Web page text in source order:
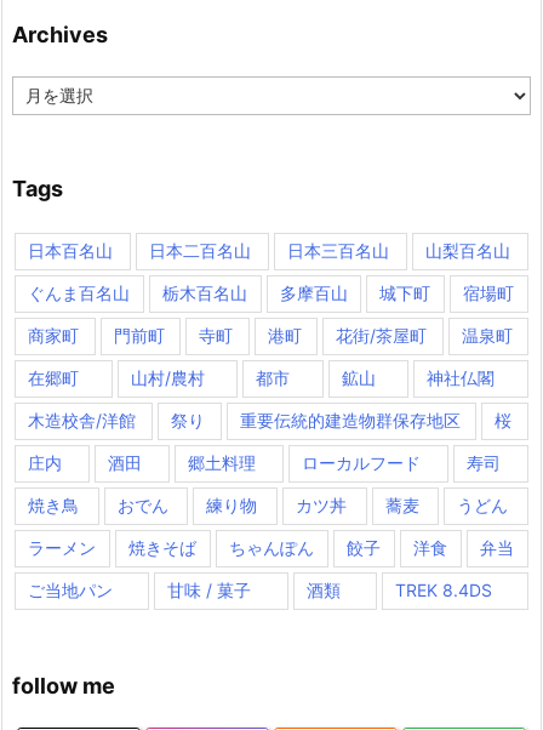
Archives
Archives
Tags
日本百名山 日本二百名山 日本三百名山 山梨百名山
ぐんま百名山 栃木百名山 多摩百山 城下町 宿場町
商家町 門前町 寺町 港町 花街/茶屋町 温泉町
在郷町 山村/農村 都市 鉱山 神社仏閣
木造校舎/洋館 祭り 重要伝統的建造物群保存地区 桜
庄内 酒田 郷土料理 ローカルフード 寿司
焼き鳥 おでん 練り物 カツ丼 蕎麦 うどん
ラーメン 焼きそば ちゃんぽん 餃子 洋食 弁当
ご当地パン 甘味 / 菓子 酒類 TREK 8.4DS
follow me